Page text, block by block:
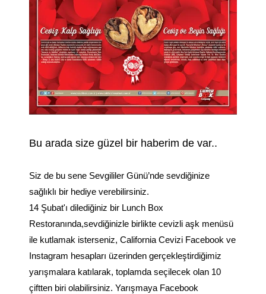
Bu arada size güzel bir haberim de var..
Siz de bu sene Sevgililer Günü’nde sevdiğinize
sağlıklı bir hediye verebilirsiniz.
14 Şubat'ı dilediğiniz bir Lunch Box
Restoranında,sevdiğinizle birlikte cevizli aşk menüsü
ile kutlamak isterseniz, California Cevizi Facebook ve
Instagram hesapları üzerinden gerçekleştirdiğimiz
yarışmalara katılarak, toplamda seçilecek olan 10
çiftten biri olabilirsiniz. Yarışmaya Facebook